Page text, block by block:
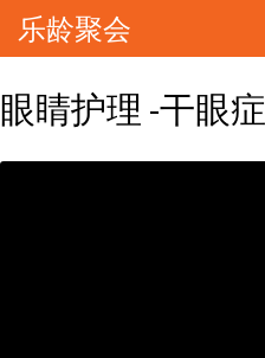
乐龄聚会
眼睛护理 -干眼症